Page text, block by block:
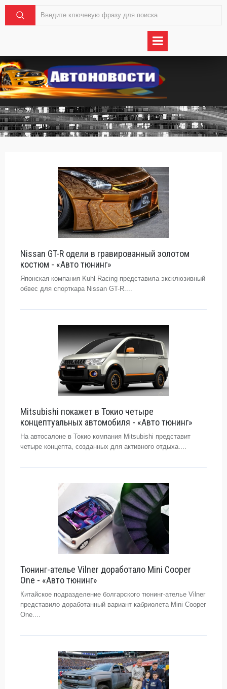
Nissan GT-R одели в гравированный золотом
костюм - «Авто тюнинг»
Японская компания Kuhl Racing представила эксклюзивный
обвес для спорткара Nissan GT-R....
Mitsubishi покажет в Токио четыре
концептуальных автомобиля - «Авто тюнинг»
На автосалоне в Токио компания Mitsubishi представит
четыре концепта, созданных для активного отдыха....
Тюнинг-ателье Vilner доработало Mini Cooper
One - «Авто тюнинг»
Китайское подразделение болгарского тюнинг-ателье Vilner
представило доработанный вариант кабриолета Mini Cooper
One....